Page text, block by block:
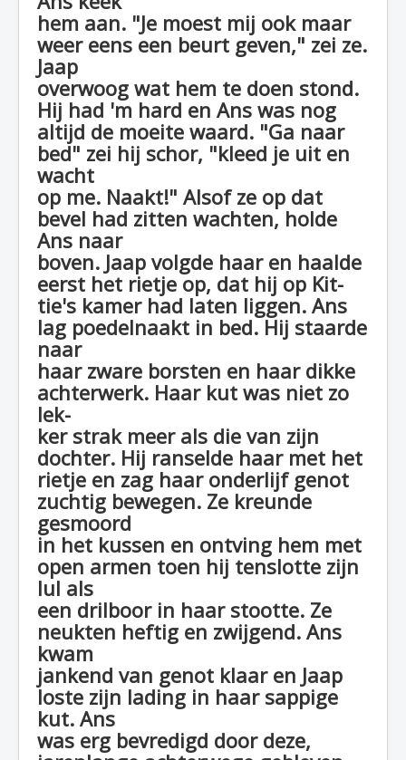
hem aan. "Je moest mij ook maar
weer eens een beurt geven," zei ze.
Jaap
overwoog wat hem te doen stond.
Hij had 'm hard en Ans was nog
altijd de moeite waard. "Ga naar
bed" zei hij schor, "kleed je uit en
wacht
op me. Naakt!" Alsof ze op dat
bevel had zitten wachten, holde
Ans naar
boven. Jaap volgde haar en haalde
eerst het rietje op, dat hij op Kit-
tie's kamer had laten liggen. Ans
lag poedelnaakt in bed. Hij staarde
naar
haar zware borsten en haar dikke
achterwerk. Haar kut was niet zo
lek-
ker strak meer als die van zijn
dochter. Hij ranselde haar met het
rietje en zag haar onderlijf genot
zuchtig bewegen. Ze kreunde
gesmoord
in het kussen en ontving hem met
open armen toen hij tenslotte zijn
lul als
een drilboor in haar stootte. Ze
neukten heftig en zwijgend. Ans
kwam
jankend van genot klaar en Jaap
loste zijn lading in haar sappige
kut. Ans
was erg bevredigd door deze,